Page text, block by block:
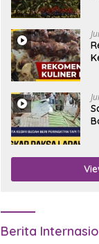
Berita